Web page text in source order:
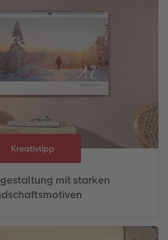
Kreativtipp
mit starken